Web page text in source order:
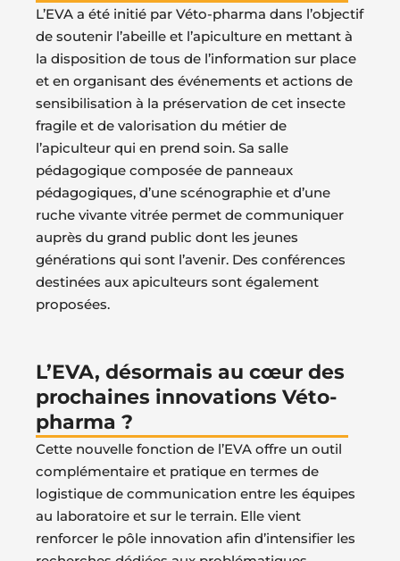
L’EVA a été initié par Véto-pharma dans l’objectif
de soutenir l’abeille et l’apiculture en mettant à
la disposition de tous de l’information sur place
et en organisant des événements et actions de
sensibilisation à la préservation de cet insecte
fragile et de valorisation du métier de
l’apiculteur qui en prend soin. Sa salle
pédagogique composée de panneaux
pédagogiques, d’une scénographie et d’une
ruche vivante vitrée permet de communiquer
auprès du grand public dont les jeunes
générations qui sont l’avenir. Des conférences
destinées aux apiculteurs sont également
proposées.
L’EVA, désormais au cœur des
prochaines innovations Véto-
pharma ?
Cette nouvelle fonction de l’EVA offre un outil
complémentaire et pratique en termes de
logistique de communication entre les équipes
au laboratoire et sur le terrain. Elle vient
renforcer le pôle innovation afin d’intensifier les